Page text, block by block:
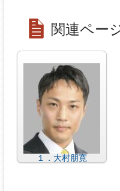
関連ペー
１．大村朋寛